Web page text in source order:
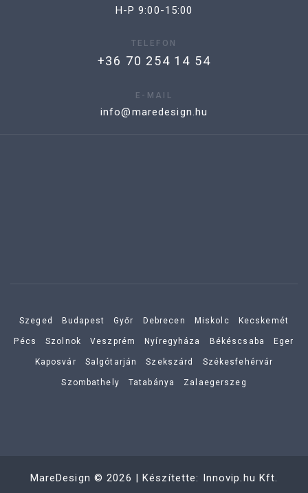
H-P 9:00-15:00
TELEFON
+36 70 254 14 54
E-MAIL
info@maredesign.hu
Szeged Budapest Győr Debrecen Miskolc Kecskemét
Pécs Szolnok Veszprém Nyíregyháza Békéscsaba Eger
Kaposvár Salgótarján Szekszárd Székesfehérvár
Szombathely Tatabánya Zalaegerszeg
MareDesign ©2026 | Készítette: Innovip.hu Kft.